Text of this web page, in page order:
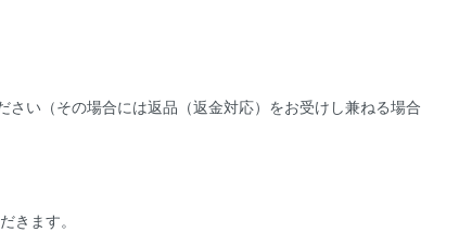
い（その場合には返品（返金対応）をお受けし兼ねる場合
きます。